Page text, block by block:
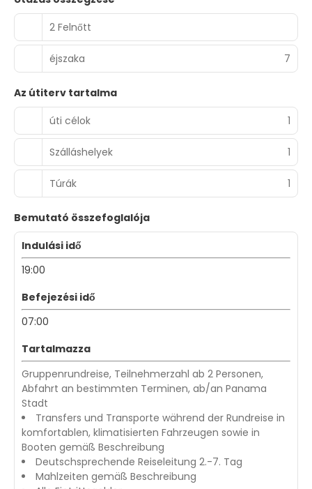
2 Felnőtt
éjszaka 7
Az útiterv tartalma
úti célok
1
Szálláshelyek 1
Túrák 1
Bemutató összefoglalója
Indulási idő
19:00
Befejezési idő
07:00
Tartalmazza
Gruppenrundreise, Teilnehmerzahl ab 2 Personen,
Abfahrt an bestimmten Terminen, ab/an Panama
Stadt
Transfers und Transporte während der Rundreise in
komfortablen, klimatisierten Fahrzeugen sowie in
Booten gemäß Beschreibung
Deutschsprechende Reiseleitung 2.-7. Tag
Mahlzeiten gemäß Beschreibung